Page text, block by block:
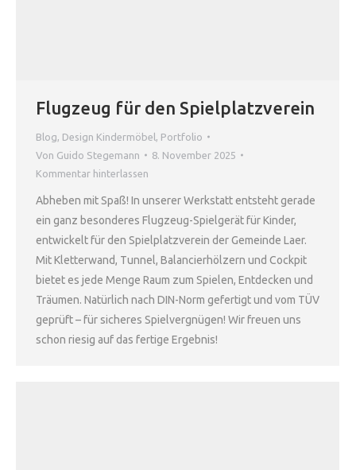
Flugzeug für den Spielplatzverein
Blog, Design Kindermöbel , Portfolio
Von Guido Stegemann
8. November 2025
Kommentar hinterlassen
Abheben mit Spaß! In unserer Werkstatt entsteht gerade
ein ganz besonderes Flugzeug-Spielgerät für Kinder,
entwickelt für den Spielplatzverein der Gemeinde Laer.
Mit Kletterwand, Tunnel, Balancierhölzern und Cockpit
bietet es jede Menge Raum zum Spielen, Entdecken und
Träumen. Natürlich nach DIN-Norm gefertigt und vom TÜV
geprüft – für sicheres Spielvergnügen! Wir freuen uns
schon riesig auf das fertige Ergebnis!